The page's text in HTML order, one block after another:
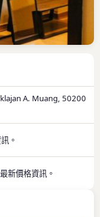
A. Muang, 50200
。
最新價格資訊。